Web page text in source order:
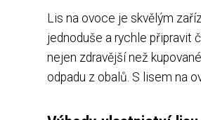
Lis na ovoce je skvělým
jednoduše a rychle připravit
nejen zdravější než
odpadu z obalů. S lisem na